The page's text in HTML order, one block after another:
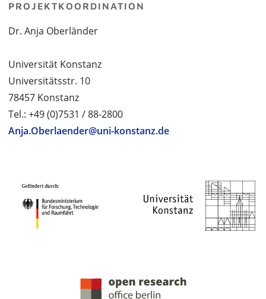
PROJEKTKOORDINATION
Dr. Anja Oberländer
Universität Konstanz
Universitätsstr. 10
78457 Konstanz
Tel.: +49 (0)7531 / 88-2800
Anja.Oberlaender@uni-konstanz.de